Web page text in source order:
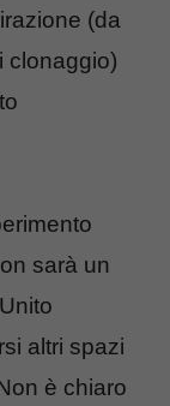
(da
clonaggio)
sarà un
altri spazi
è chiaro